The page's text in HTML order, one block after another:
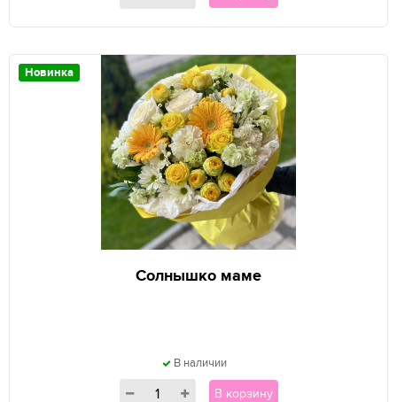
Новинка
Солнышко маме
В наличии
В корзину